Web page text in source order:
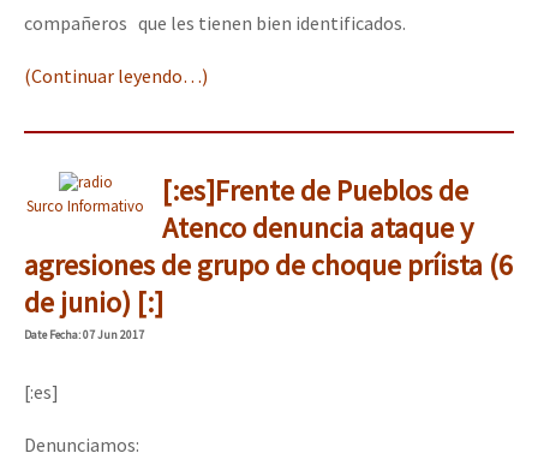
compañeros que les tienen bien identificados.
(Continuar leyendo…)
Surco Informativo
[:es]Frente de Pueblos de
Atenco denuncia ataque y
agresiones de grupo de choque príista (6
de junio) [:]
DateFecha: 07 Jun 2017
[:es]
Denunciamos: